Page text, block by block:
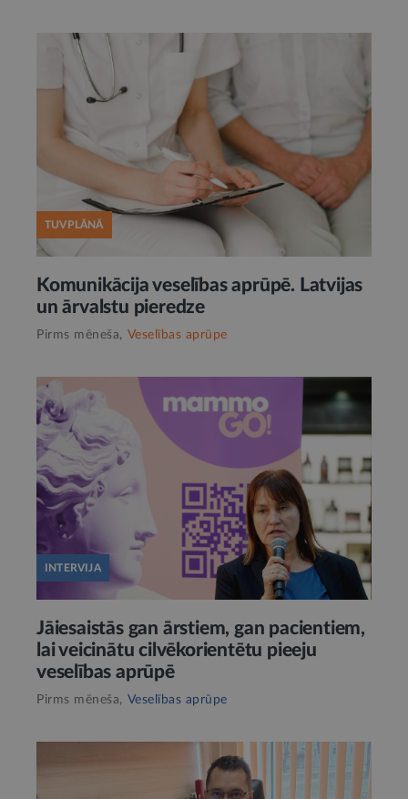
TUVPLĀNĀ
Komunikācija veselības aprūpē. Latvijas
un ārvalstu pieredze
Pirms mēneša, Veselības aprūpe
INTERVIJA
Jāiesaistās gan ārstiem, gan pacientiem,
lai veicinātu cilvēkorientētu pieeju
veselības aprūpē
Pirms mēneša, Veselības aprūpe